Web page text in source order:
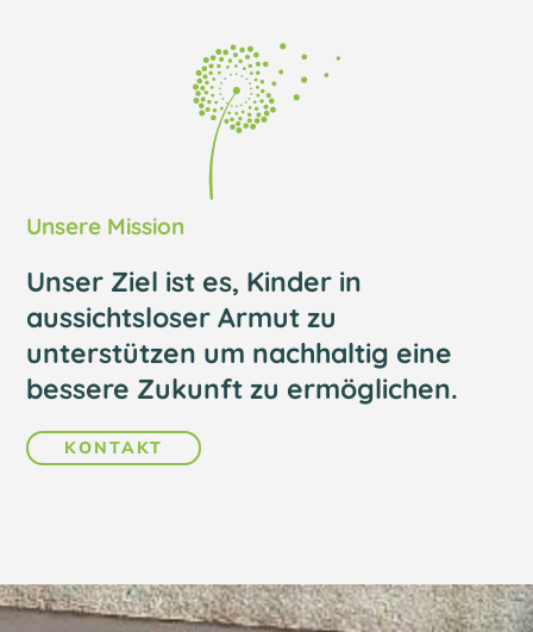
Unsere Mission
Unser Ziel ist es, Kinder in
aussichtsloser Armut zu
unterstützen um nachhaltig eine
bessere Zukunft zu ermöglichen.
KONTAKT